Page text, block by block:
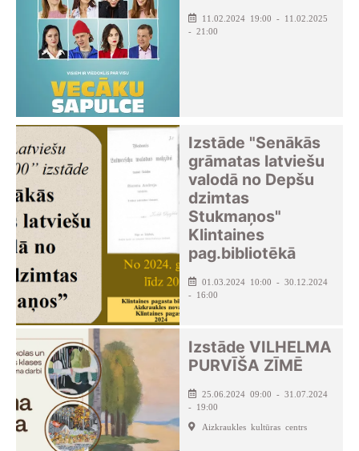
11.02.2024 19:00 - 11.02.2025
- 21:00
Izstāde "Senākās
grāmatas latviešu
valodā no Depšu
dzimtas
Stukmaņos"
Klintaines
pag.bibliotēkā
01.03.2024 10:00 - 30.12.2024
- 16:00
Izstāde VILHELMA
PURVĪŠA ZĪMĒ
25.06.2024 09:00 - 31.07.2024
- 19:00
Aizkraukles kultūras centrs